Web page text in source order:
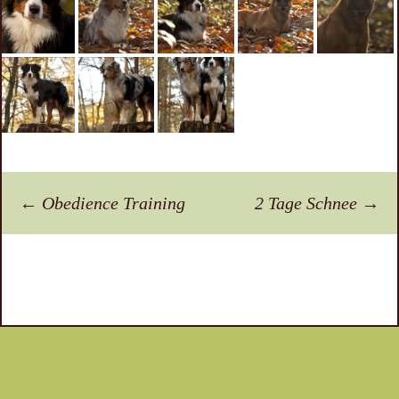
Beitragsnavigation
← Obedience Training 2 Tage Schnee →